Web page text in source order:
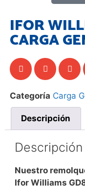
IFOR
CARGA
Categoría Carga
Descripción
Descripción
Nuestro
Ifor Williams